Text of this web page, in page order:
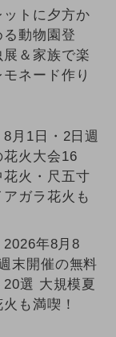
ットに夕方か
る動物園登
＆家族で楽
モネード作り
8月1日・2日週
火大会16
花火・尺五寸
ガラ花火も
2026年8月8
末開催の無料
20選 大規模夏
も満喫！